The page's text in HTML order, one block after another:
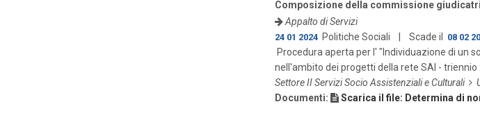
Composizione della commissione
Appalto di Servizi
24 01 2024 Politiche Sociali | Scade il 08 02
Procedura aperta per l' "Individuazione di un
nell'ambito dei progetti della rete SAI - triennio
Settore II Servizi Socio Assistenziali e Culturali
Documenti:
Scarica il file: Determina di